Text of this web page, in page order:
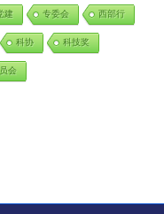
建 专委会 西部行
科协 科技奖
会